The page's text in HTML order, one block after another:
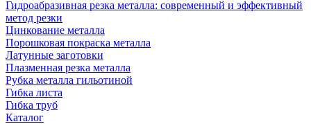
Гидроабразивная резка металла: современный и эффективный
метод резки
Цинкование металла
Порошковая покраска металла
Латунные заготовки
Плазменная резка металла
Рубка металла гильотиной
Гибка листа
Гибка труб
Каталог